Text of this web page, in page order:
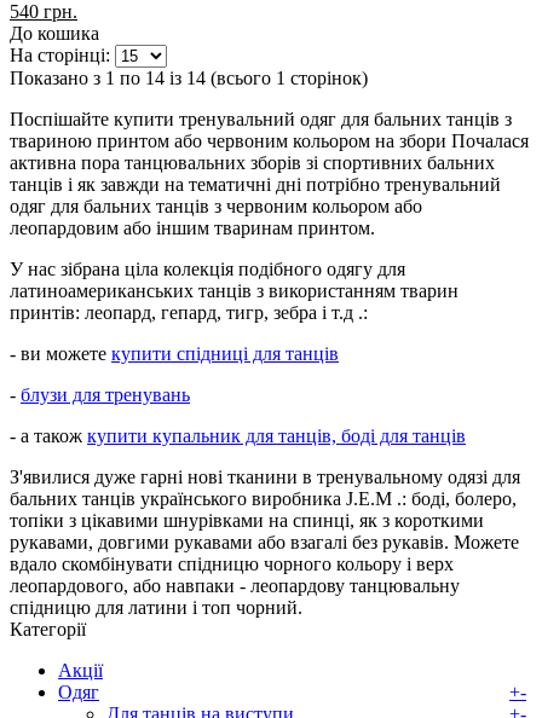
540 грн.
До кошика
На сторінці:
Показано з 1 по 14 із 14 (всього 1 сторінок)
Поспішайте купити тренувальний одяг для бальних танців з
твариною принтом або червоним кольором на збори Почалася
активна пора танцювальних зборів зі спортивних бальних
танців і як завжди на тематичні дні потрібно тренувальний
одяг для бальних танців з червоним кольором або
леопардовим або іншим тваринам принтом.
У нас зібрана ціла колекція подібного одягу для
латиноамериканських танців з використанням тварин
принтів: леопард, гепард, тигр, зебра і т.д .:
- ви можете купити спідниці для танців
- блузи для тренувань
- а також купити купальник для танців, боді для танців
З'явилися дуже гарні нові тканини в тренувальному одязі для
бальних танців українського виробника J.E.M .: боді, болеро,
топіки з цікавими шнурівками на спинці, як з короткими
рукавами, довгими рукавами або взагалі без рукавів. Можете
вдало скомбінувати спідницю чорного кольору і верх
леопардового, або навпаки - леопардову танцювальну
спідницю для латини і топ чорний.
Категорії
Акції
Одяг
+-